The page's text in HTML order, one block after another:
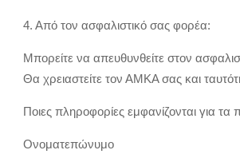
4. Από τον ασφαλιστικό σας φορέα:
Μπορείτε να απευθυνθείτε στον
Θα χρειαστείτε τον ΑΜΚΑ σας και
Ποιες πληροφορίες εμφανίζονται για
Ονοματεπώνυμο